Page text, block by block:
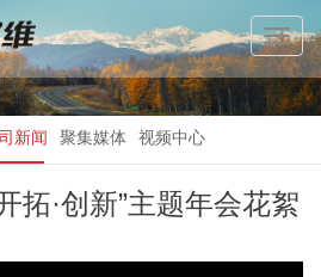
新闻 聚集媒体 视频中心
拓·创新”主题年会花絮